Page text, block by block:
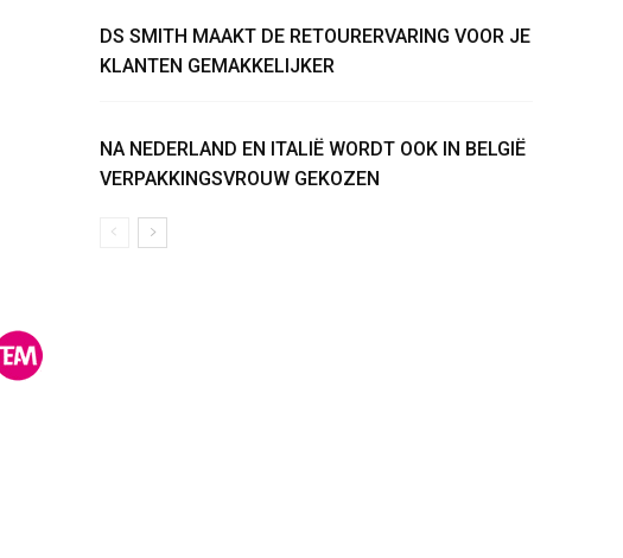
DS SMITH MAAKT DE RETOURERVARING VOOR JE
KLANTEN GEMAKKELIJKER
NA NEDERLAND EN ITALIË WORDT OOK IN BELGIË
VERPAKKINGSVROUW GEKOZEN